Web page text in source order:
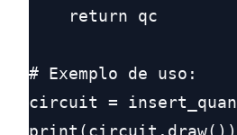
    return qc
# Exemplo de uso:
circuit =